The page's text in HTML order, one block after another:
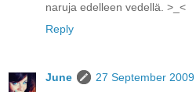
naruja edelleen vedellä. >_<
Reply
June
27 September